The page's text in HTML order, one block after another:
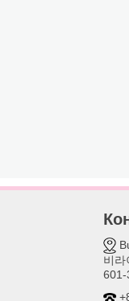
비라
601-